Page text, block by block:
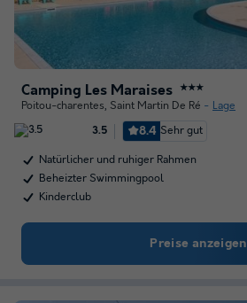
Camping Les Maraises ★★★
Poitou-charentes, Saint Martin De Ré Lage
3.5 8.4 Sehr gut
Natürlicher und ruhiger Rahmen
Beheizter Swimmingpool
Kinderclub
Preise anzeigen